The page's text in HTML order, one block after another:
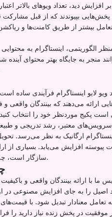
افزایش دید، تعداد ویوهای بالاتر
پخش‌هایی بپیوندند که از قبل
بیشتر از طریق کامنت‌ها و
الگوریتمی، اینستاگرام به
منجر به جایگاه بهتر محتوای
ویو لایو اینستاگرام فرآیندی ساده
ارائه می‌دهند که بینندگان
سرویس‌های معتبر، رشد تدریجی و
ارگانیک به نظر می‌رسد.
پیوسته افزایش می‌یابد. بسیاری از
سازگار است، چه یک لایو تبلیغاتی کوتاه داشته باشید چه یک جلسه تعاملی طولانی‌مدت.
ما با ارائه بینندگان واقعی و
اصیل را به جای افزایش مصنوعی در
موفقیت در پخش زنده نیاز دارید